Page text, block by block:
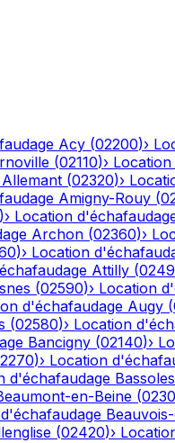
Acy (02200)›
(02110)›
Allemant (02320)›
Amigny-Rouy (
)› Location
Archon (02360)›
)› Location
Attilly (
(02590)› Location
d'échafaudage Augy (
(02580)› Location
Bancigny (02140)›
)› Location
d'échafaudage
en-Beine (
(02420)›